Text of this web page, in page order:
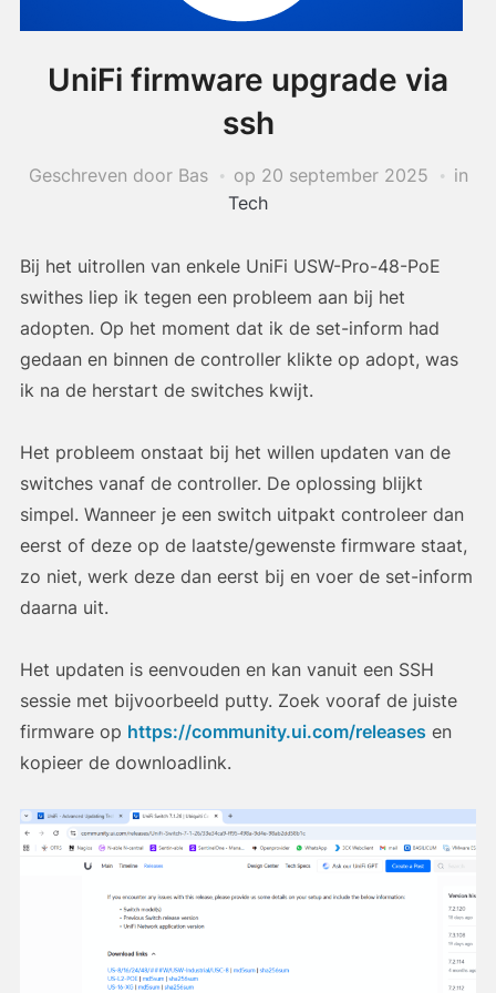
UniFi firmware upgrade via
ssh
Geschreven door Bas op 20 september 2025
in
Tech
Bij het uitrollen van enkele UniFi USW-Pro-48-PoE
swithes liep ik tegen een probleem aan bij het
adopten. Op het moment dat ik de set-inform had
gedaan en binnen de controller klikte op adopt, was
ik na de herstart de switches kwijt.
Het probleem onstaat bij het willen updaten van de
switches vanaf de controller. De oplossing blijkt
simpel. Wanneer je een switch uitpakt controleer dan
eerst of deze op de laatste/gewenste firmware staat,
zo niet, werk deze dan eerst bij en voer de set-inform
daarna uit.
Het updaten is eenvouden en kan vanuit een SSH
sessie met bijvoorbeeld putty. Zoek vooraf de juiste
firmware op https://community.ui.com/releases en
kopieer de downloadlink.